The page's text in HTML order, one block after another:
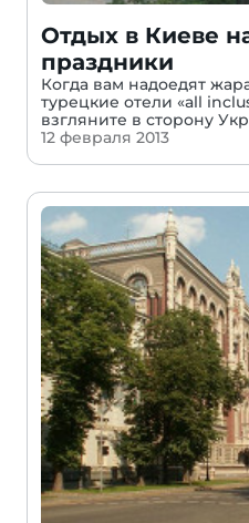
Отдых в Киеве
праздники
Когда вам надоедят
турецкие отели «all
взгляните в сторону
12 февраля 2013